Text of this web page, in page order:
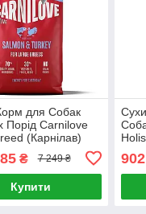
для Собак
Порід Carnilove
(Карнілав)
та індичкою 12 кг
₴ 7 249 ₴
Купити